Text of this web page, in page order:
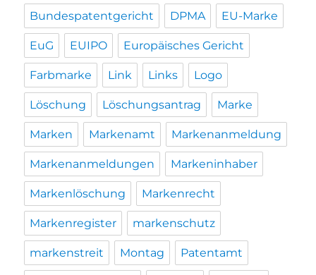
Bundespatentgericht DPMA EU-Marke
EuG EUIPO Europäisches Gericht
Farbmarke Link Links Logo
Löschung Löschungsantrag Marke
Marken Markenamt Markenanmeldung
Markenanmeldungen Markeninhaber
Markenlöschung Markenrecht
Markenregister markenschutz
markenstreit Montag Patentamt